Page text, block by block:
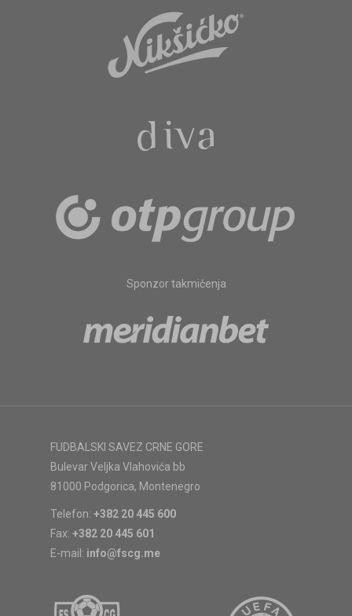
Sponzor takmičenja
FUDBALSKI SAVEZ CRNE GORE
Bulevar Veljka Vlahovića bb
81000 Podgorica, Montenegro
Telefon: +382 20 445 600
Fax: +382 20 445 601
E-mail: info@fscg.me